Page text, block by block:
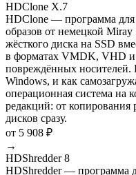
HDClone X.7
HDClone — программа для
образов от немецкой
жёсткого диска на SSD
в форматах VMDK, VHD и
повреждённых носителей.
Windows, и как
операционная система на
редакций: от копирования
дисков сразу.
от 5 908 ₽
→
HDShredder 8
HDShredder — программа